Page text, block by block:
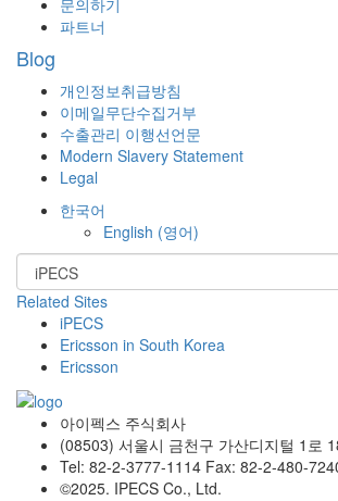
파트너
Blog
개인정보취급방침
이메일무단수집거부
수출관리 이행선언문
Modern Slavery Statement
Legal
한국어
English (영어)
Related Sites
iPECS
Ericsson in South Korea
Ericsson
아이펙스 주식회사
(08503) 서울시 금천구 가산디지털 1로
Tel: 82-2-3777-1114 Fax: 82-2-480-
©2025. IPECS Co., Ltd.